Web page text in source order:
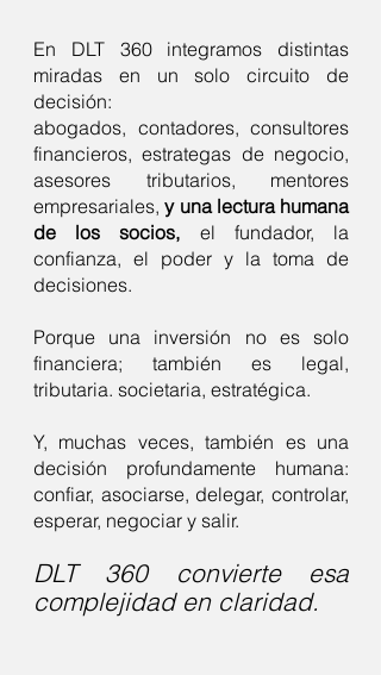
En DLT 360 integramos distintas
miradas en un solo circuito de
decisión:
abogados, contadores, consultores
financieros, estrategas de negocio,
asesores tributarios, mentores
empresariales,y una lectura humana
de los socios, el fundador, la
confianza, el poder y la toma de
decisiones.
Porque una inversión no es solo
financiera; también es legal,
tributaria. societaria, estratégica.
Y, muchas veces, también es una
decisión profundamente humana:
confiar, asociarse, delegar, controlar,
esperar, negociar y salir.
DLT 360 convierte esa
complejidad en claridad.